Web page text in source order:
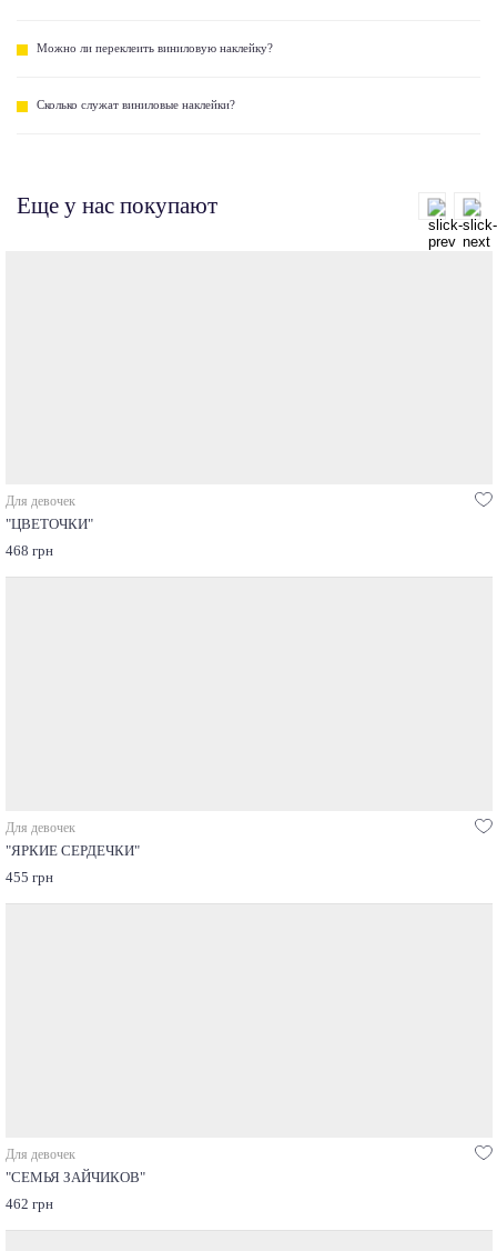
Можно ли переклеить виниловую наклейку?
Сколько служат виниловые наклейки?
Еще у нас покупают
Для девочек
"ЦВЕТОЧКИ"
468 грн
Для девочек
"ЯРКИЕ СЕРДЕЧКИ"
455 грн
Для девочек
"СЕМЬЯ ЗАЙЧИКОВ"
462 грн